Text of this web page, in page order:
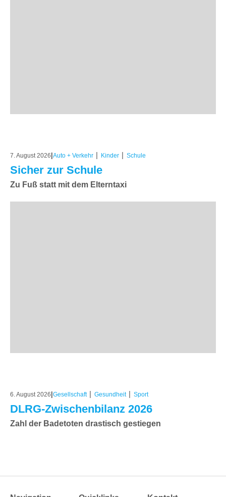
7. August 2026|Auto + Verkehr | Kinder | Schule
Sicher zur Schule
Zu Fuß statt mit dem Elterntaxi
6. August 2026|Gesellschaft | Gesundheit | Sport
DLRG-Zwischenbilanz 2026
Zahl der Badetoten drastisch gestiegen